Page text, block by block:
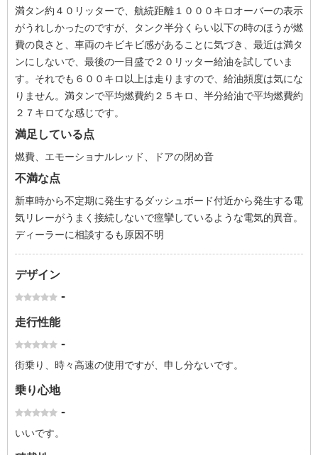
満タン約４０リッターで、航続距離１０００キロオーバーの表示
がうれしかったのですが、タンク半分くらい以下の時のほうが燃
費の良さと、車両のキビキビ感があることに気づき、最近は満タ
ンにしないで、最後の一目盛で２０リッター給油を試していま
す。それでも６００キロ以上は走りますので、給油頻度は気にな
りません。満タンで平均燃費約２５キロ、半分給油で平均燃費約
２７キロてな感じです。
満足している点
燃費、エモーショナルレッド、ドアの閉め音
不満な点
新車時から不定期に発生するダッシュボード付近から発生する電
気リレーがうまく接続しないで痙攣しているような電気的異音。
ディーラーに相談するも原因不明
デザイン
-
走行性能
-
街乗り、時々高速の使用ですが、申し分ないです。
乗り心地
-
いいです。